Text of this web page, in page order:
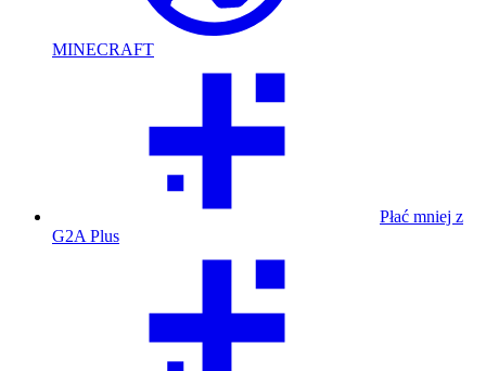
MINECRAFT
Płać mniej z
G2A Plus